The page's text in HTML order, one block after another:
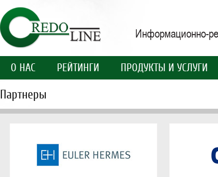
Информационно-
О НАС РЕЙТИНГИ ПРОДУКТЫ И УСЛУГИ
Партнеры